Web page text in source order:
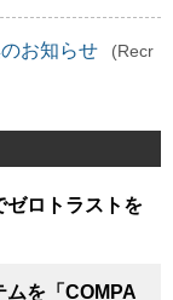
お知らせ
(Recr
ゼロトラストを
ムを「COMPA